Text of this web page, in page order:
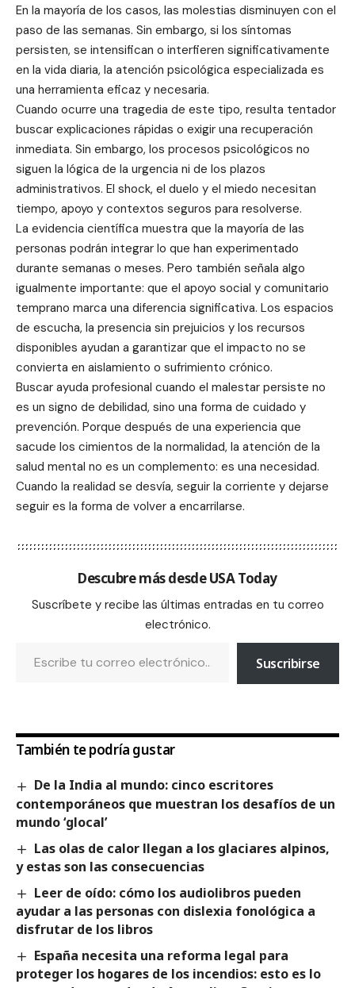
En la mayoría de los casos, las molestias disminuyen con el
paso de las semanas. Sin embargo, si los síntomas
persisten, se intensifican o interfieren significativamente
en la vida diaria, la atención psicológica especializada es
una herramienta eficaz y necesaria.
Cuando ocurre una tragedia de este tipo, resulta tentador
buscar explicaciones rápidas o exigir una recuperación
inmediata. Sin embargo, los procesos psicológicos no
siguen la lógica de la urgencia ni de los plazos
administrativos. El shock, el duelo y el miedo necesitan
tiempo, apoyo y contextos seguros para resolverse.
La evidencia científica muestra que la mayoría de las
personas podrán integrar lo que han experimentado
durante semanas o meses. Pero también señala algo
igualmente importante: que el apoyo social y comunitario
temprano marca una diferencia significativa. Los espacios
de escucha, la presencia sin prejuicios y los recursos
disponibles ayudan a garantizar que el impacto no se
convierta en aislamiento o sufrimiento crónico.
Buscar ayuda profesional cuando el malestar persiste no
es un signo de debilidad, sino una forma de cuidado y
prevención. Porque después de una experiencia que
sacude los cimientos de la normalidad, la atención de la
salud mental no es un complemento: es una necesidad.
Cuando la realidad se desvía, seguir la corriente y dejarse
seguir es la forma de volver a encarrilarse.
Descubre más desde USA Today
Suscríbete y recibe las últimas entradas en tu correo
electrónico.
Suscribirse
También te podría gustar
De la India al mundo: cinco escritores
contemporáneos que muestran los desafíos de un
mundo ‘glocal’
Las olas de calor llegan a los glaciares alpinos,
y estas son las consecuencias
Leer de oído: cómo los audiolibros pueden
ayudar a las personas con dislexia fonológica a
disfrutar de los libros
España necesita una reforma legal para
proteger los hogares de los incendios: esto es lo